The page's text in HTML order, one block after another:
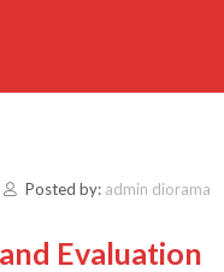
Posted by: admin diorama
Evaluation